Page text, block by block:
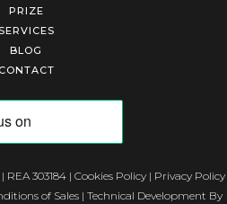
PRIZE
SERVICES
BLOG
CONTACT
REA 303184 | Cookies Policy | Privacy Policy
of Sales| Technical Development By